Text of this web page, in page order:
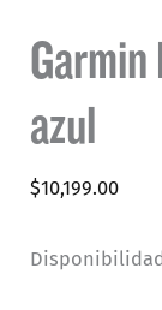
azul
$10,199.00